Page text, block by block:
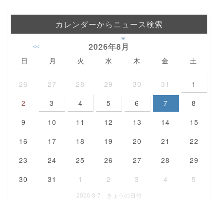
カレンダーからニュース検索
2026年8月
<<
日 月 火 水 木 金 土
26 27 28 29 30 31
1
2
3 4 5 6 7
8
9
10 11 12 13 14
15
16
17 18 19 20 21
22
23
24 25 26 27 28
29
30
31 1 2 3 4 5
2026-8-7 きょうの日付